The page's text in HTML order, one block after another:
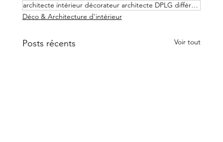
architecte intérieur décorateur architecte DPLG différences
Déco & Architecture d'intérieur
Posts récents Voir tout